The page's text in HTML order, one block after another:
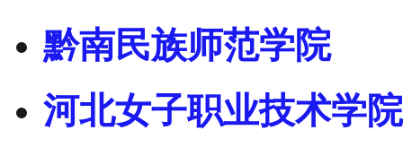
黔南民族师范学院
河北女子职业技术学院